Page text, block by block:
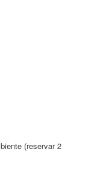
(reservar 2